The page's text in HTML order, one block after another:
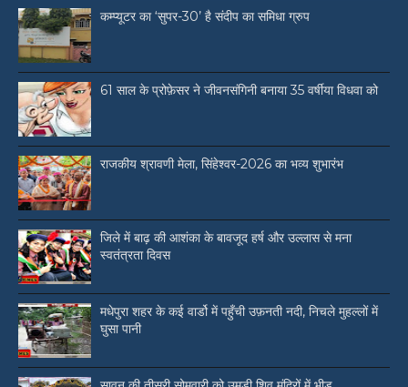
कम्प्यूटर का ‘सुपर-30’ है संदीप का समिधा ग्रुप
61 साल के प्रोफ़ेसर ने जीवनसंगिनी बनाया 35 वर्षीया विधवा को
राजकीय श्रावणी मेला, सिंहेश्वर-2026 का भव्य शुभारंभ
जिले में बाढ़ की आशंका के बावजूद हर्ष और उल्लास से मना
स्वतंत्रता दिवस
मधेपुरा शहर के कई वार्डो में पहुँची उफ़नती नदी, निचले मुहल्लों में
घुसा पानी